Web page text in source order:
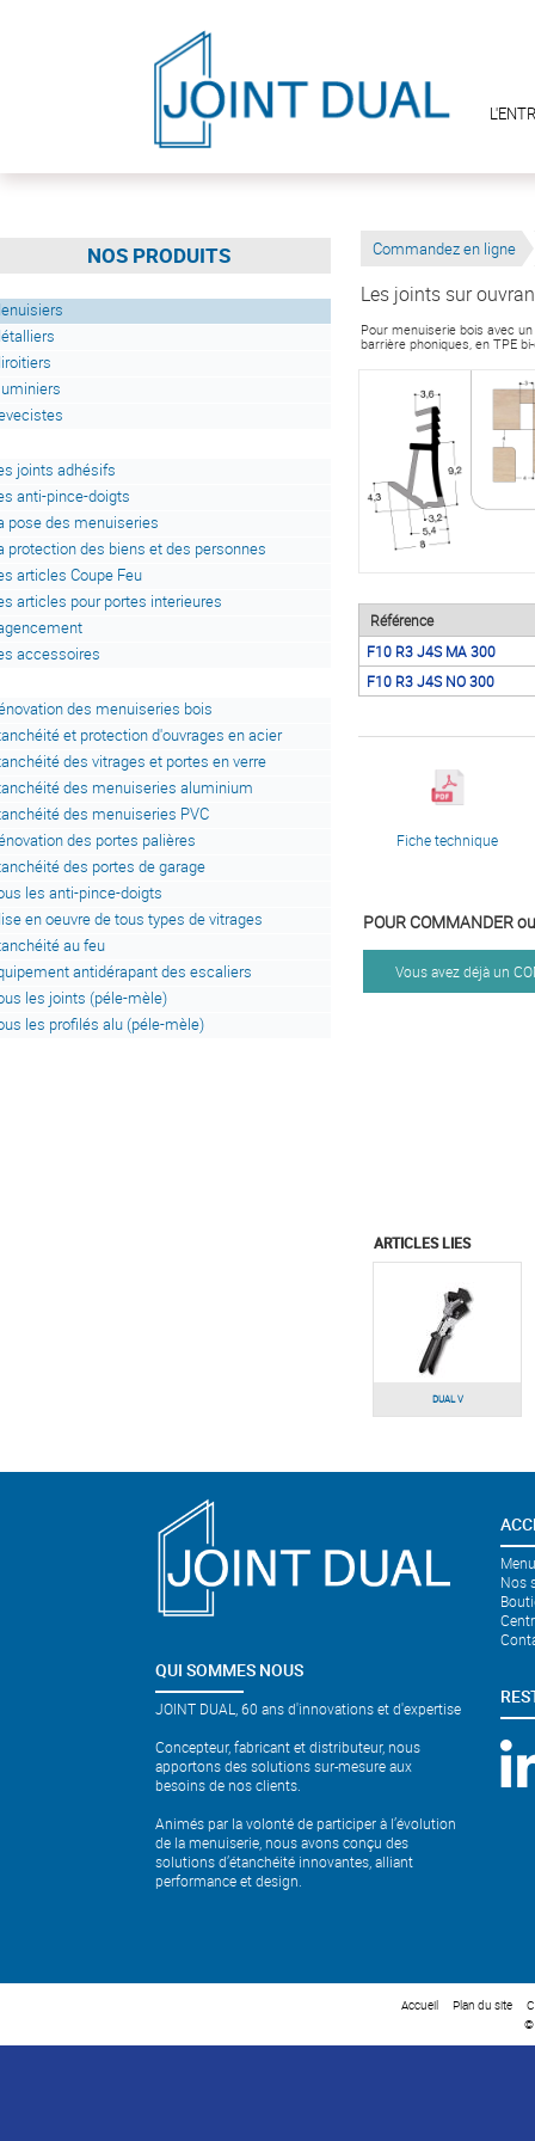
NOS PRODUITS
joints adhésifs
anti-pince-doigts
pose des menuiseries
protection des biens et des personnes
articles Coupe Feu
articles pour portes interieures
accessoires
des menuiseries bois
et protection d'ouvrages en acier
des vitrages et portes en verre
des menuiseries aluminium
des menuiseries PVC
des portes palières
des portes de garage
les anti-pince-doigts
en oeuvre de tous types de vitrages
au feu
antidérapant des escaliers
les joints (péle-mèle)
les profilés alu (péle-mèle)
Commandez en ligne
Les joints sur
Pour menuiserie bois avec
barrière phoniques, en TPE
Référence
F10 R3 J4S MA 300
F10 R3 J4S NO 300
Fiche technique
POUR COMMANDER
Vous avez déjà un
ARTICLES LIES
DUAL V
QUI SOMMES NOUS
JOINT DUAL, 60 ans d'innovations et d'expertise
Concepteur, fabricant et distributeur, nous
apportons des solutions sur-mesure aux
besoins de nos clients.
Animés par la volonté de participer à l’évolution
de la menuiserie, nous avons conçu des
solutions d’étanchéité innovantes, alliant
performance et design.
Nos
Accueil Plan du site
©